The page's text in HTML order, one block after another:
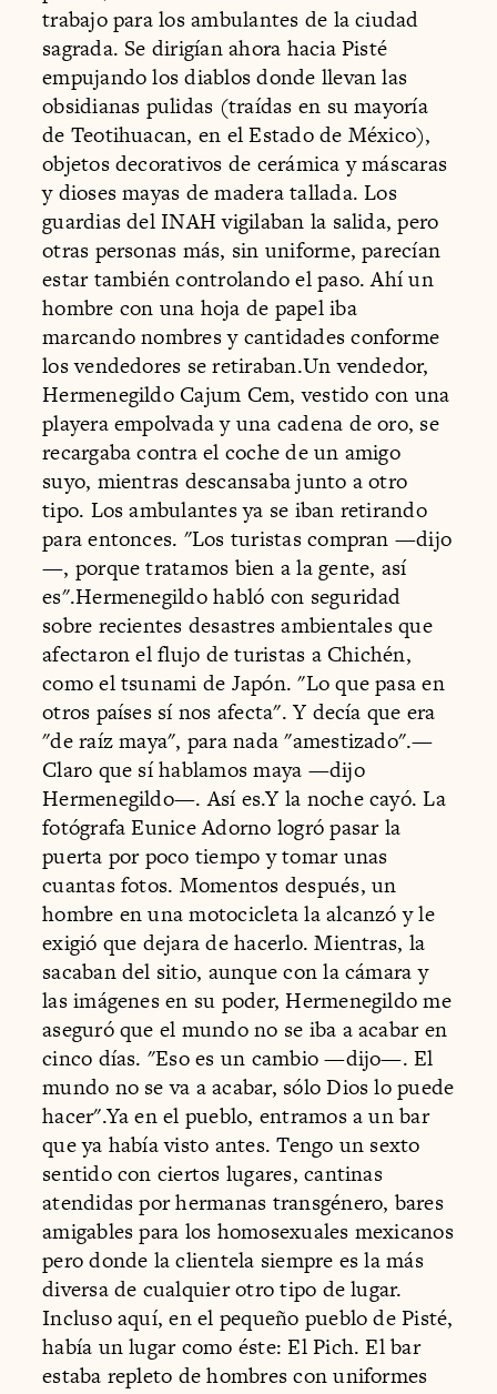
trabajo para los ambulantes de la ciudad
sagrada. Se dirigían ahora hacia Pisté
empujando los diablos donde llevan las
obsidianas pulidas (traídas en su mayoría
de Teotihuacan, en el Estado de México),
objetos decorativos de cerámica y máscaras
y dioses mayas de madera tallada. Los
guardias del INAH vigilaban la salida, pero
otras personas más, sin uniforme, parecían
estar también controlando el paso. Ahí un
hombre con una hoja de papel iba
marcando nombres y cantidades conforme
los vendedores se retiraban.Un vendedor,
Hermenegildo Cajum Cem, vestido con una
playera empolvada y una cadena de oro, se
recargaba contra el coche de un amigo
suyo, mientras descansaba junto a otro
tipo. Los ambulantes ya se iban retirando
para entonces. "Los turistas compran —dijo
—, porque tratamos bien a la gente, así
es".Hermenegildo habló con seguridad
sobre recientes desastres ambientales que
afectaron el flujo de turistas a Chichén,
como el tsunami de Japón. "Lo que pasa en
otros países sí nos afecta". Y decía que era
"de raíz maya", para nada "amestizado".—
Claro que sí hablamos maya —dijo
Hermenegildo—. Así es.Y la noche cayó. La
fotógrafa Eunice Adorno logró pasar la
puerta por poco tiempo y tomar unas
cuantas fotos. Momentos después, un
hombre en una motocicleta la alcanzó y le
exigió que dejara de hacerlo. Mientras, la
sacaban del sitio, aunque con la cámara y
las imágenes en su poder, Hermenegildo me
aseguró que el mundo no se iba a acabar en
cinco días. "Eso es un cambio —dijo—. El
mundo no se va a acabar, sólo Dios lo puede
hacer".Ya en el pueblo, entramos a un bar
que ya había visto antes. Tengo un sexto
sentido con ciertos lugares, cantinas
atendidas por hermanas transgénero, bares
amigables para los homosexuales mexicanos
pero donde la clientela siempre es la más
diversa de cualquier otro tipo de lugar.
Incluso aquí, en el pequeño pueblo de Pisté,
había un lugar como éste: El Pich. El bar
estaba repleto de hombres con uniformes